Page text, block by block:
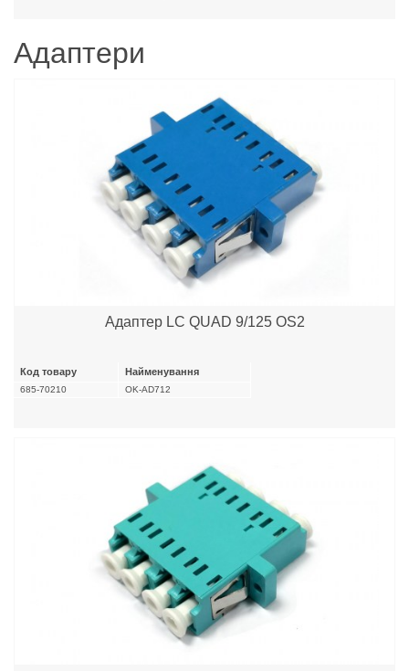
Адаптери
Адаптер LC QUAD 9/125 OS2
Код товару Найменування
685-70210 OK-AD712